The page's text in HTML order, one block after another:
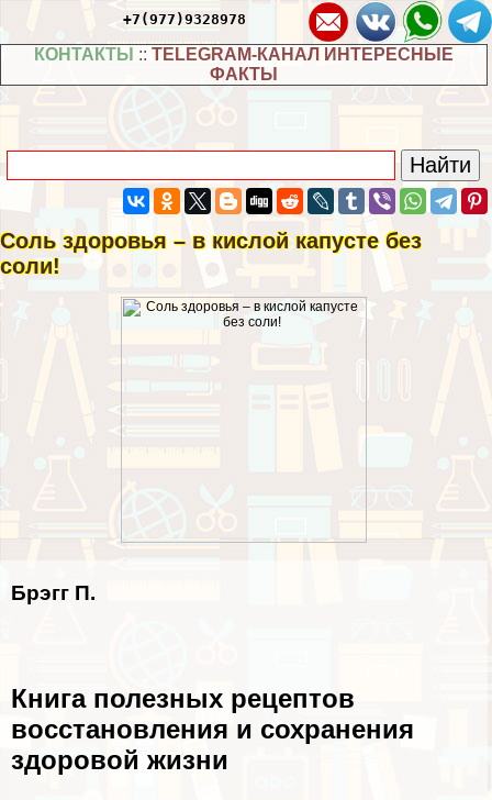
+7(977)9328978
КОНТАКТЫ :: TELEGRAM-КАНАЛ ИНТЕРЕСНЫЕ
ФАКТЫ
Соль здоровья – в кислой капусте без
соли!
Брэгг П.
Книга полезных рецептов
восстановления и сохранения
здоровой жизни